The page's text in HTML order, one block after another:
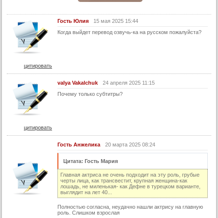
15 серия (суб)
16 серия (суб)
17 серия
17 серия (суб)
18 серия (суб)
19 серия
20 серия
21 серия
21 серия (суб)
22 серия
Гость Юлия
15 мая 2025 15:44
Когда выйдет перевод озвучь-ка на русском пожалуйста?
цитировать
valya Vakalchuk
24 апреля 2025 11:15
Почему только субтитры?
цитировать
Гость Анжелика 20 марта 2025 08:24
Цитата: Гость Мария
Главная актриса не очень подходит на эту роль, грубые
черты лица, как трансвестит, крупная женщина-как
лошадь, не миленькая- как Дефне в турецком варианте,
выглядит на лет 40...
Полностью согласна, неудачно нашли актрису на главную
роль. Слишком взрослая